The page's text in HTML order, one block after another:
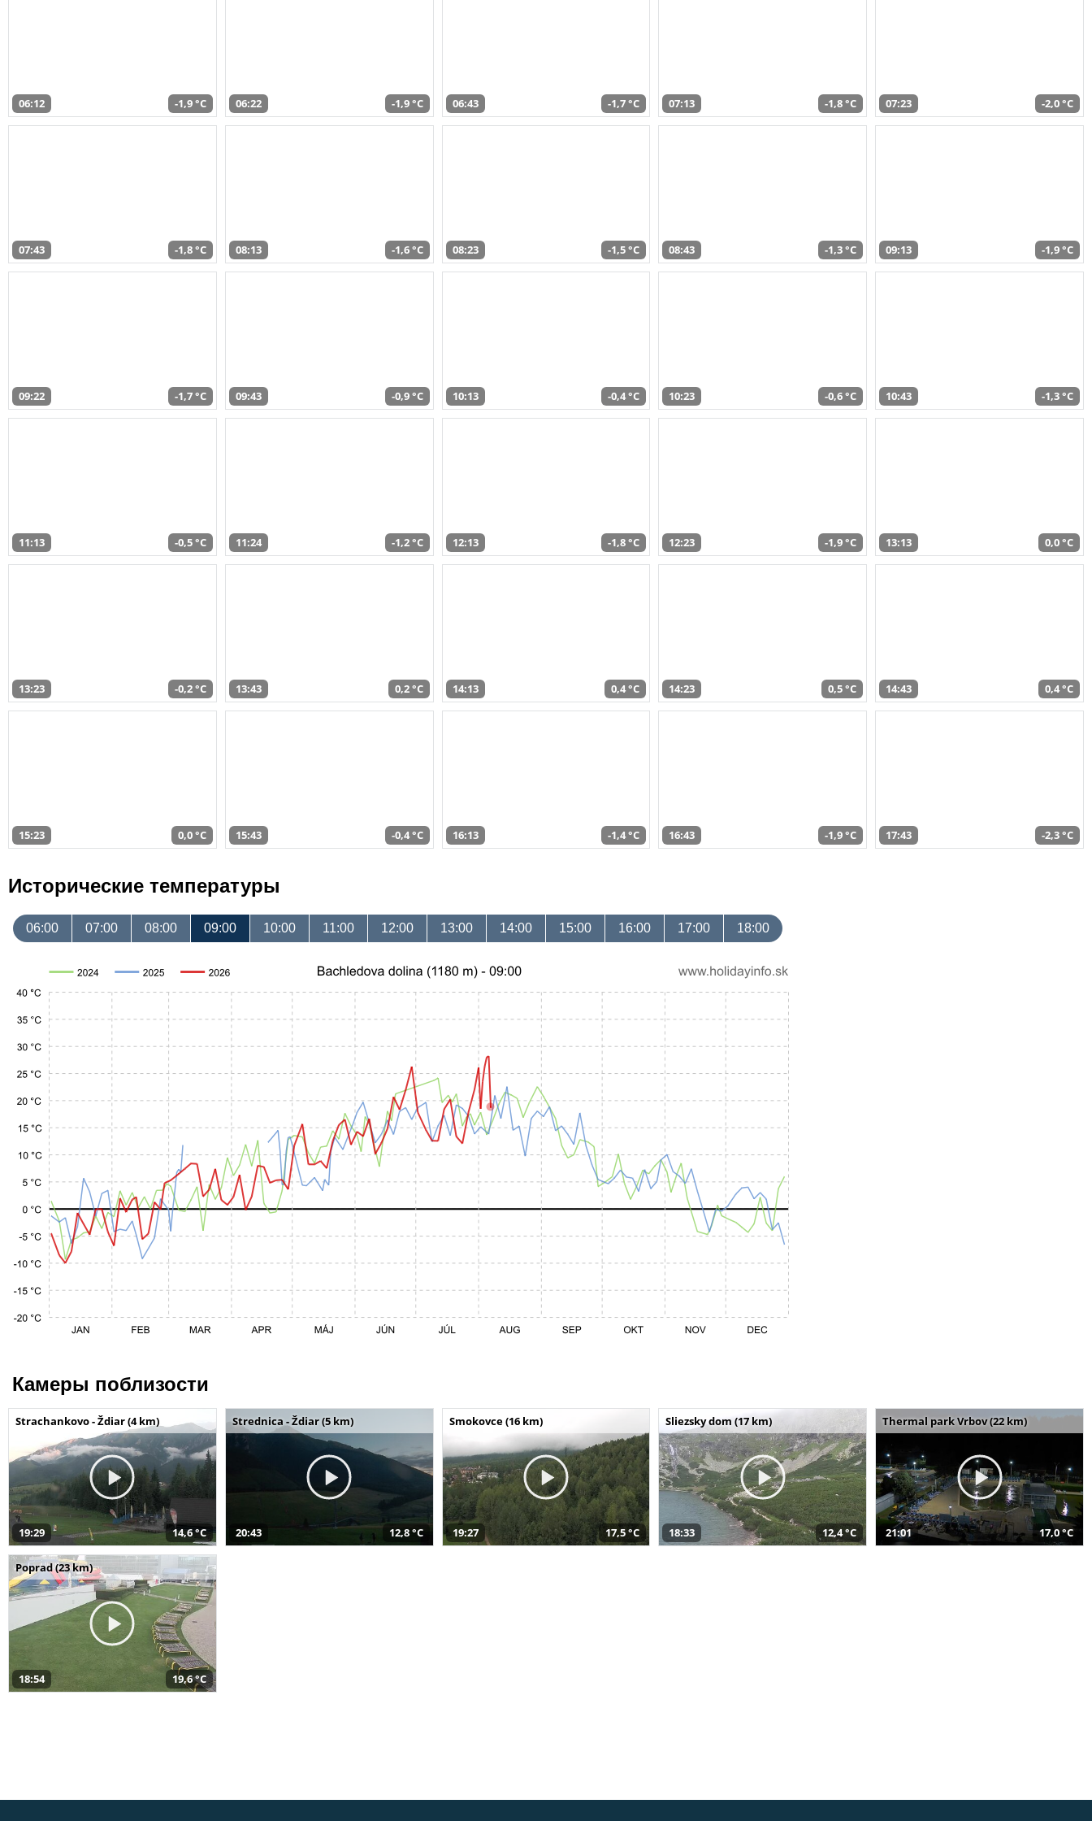
06:12 -1,9 °C 06:22 -1,9 °C 06:43 -1,7 °C 07:13 -1,8 °C 07:23 -2,0 °C
07:43 -1,8 °C 08:13 -1,6 °C 08:23 -1,5 °C 08:43 -1,3 °C 09:13 -1,9 °C
09:22 -1,7 °C 09:43 -0,9 °C 10:13 -0,4 °C 10:23 -0,6 °C 10:43 -1,3 °C
11:13 -0,5 °C 11:24 -1,2 °C 12:13 -1,8 °C 12:23 -1,9 °C 13:13 0,0 °C
13:23 -0,2 °C 13:43 0,2 °C 14:13 0,4 °C 14:23 0,5 °C 14:43 0,4 °C
15:23 0,0 °C 15:43 -0,4 °C 16:13 -1,4 °C 16:43 -1,9 °C 17:43 -2,3 °C
Исторические температуры
06:00 07:00 08:00 09:00 10:00 11:00 12:00 13:00 14:00 15:00 16:00 17:00 18:00
Камеры поблизости
Strachankovo - Ždiar (4 km)
19:29 14,6 °C
Strednica - Ždiar (5 km)
20:43 12,8 °C
Smokovce (16 km)
19:27 17,5 °C
Sliezsky dom (17 km)
18:33 12,4 °C
Thermal park Vrbov (22 km)
21:01 17,0 °C
Poprad (23 km)
18:54 19,6 °C